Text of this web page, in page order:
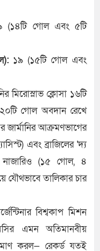
গোল এবং ৫টি
১৯ (১৫টি গোল এবং
মিরোস্লাভ ক্লোসা ১৬টি
গোল অবদান রেখে
আক্রমণভাগের
এবং ব্রাজিলের 'দ্য
(১৫ গোল, ৪
যৌথভাবে তালিকার চার
বিশ্বকাপ মিশন
এমন অতিমানবীয়
করল— রেকর্ড যতই